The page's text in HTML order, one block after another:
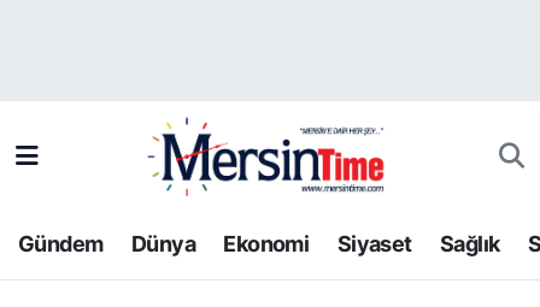
Gündem Dünya Ekonomi Siyaset Sağlık
Bilim-Teknoloji
Dünya
Trafik Durumu
Tüm Manşetler